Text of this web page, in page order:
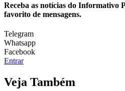
Receba as notícias do Informativo
favorito de mensagens.
Telegram
Whatsapp
Facebook
Entrar
Veja Também